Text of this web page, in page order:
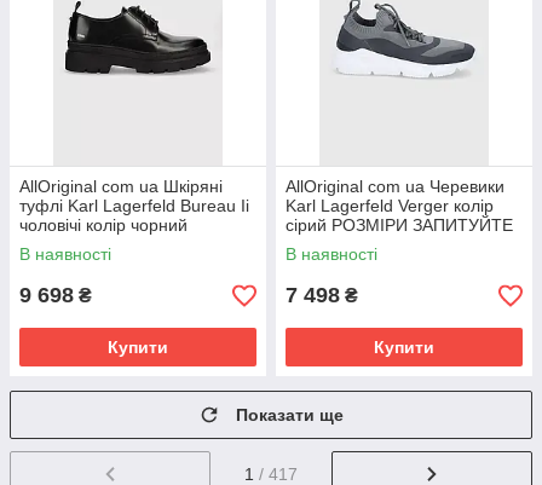
AllOriginal com ua Шкіряні
туфлі Karl Lagerfeld Bureau Ii
чоловічі колір чорний
РОЗМІРИ ЗАПИТУЙТЕ
В наявності
9 698 ₴
Купити
AllOriginal com ua Черевики
Karl Lagerfeld Verger колір
сірий РОЗМІРИ ЗАПИТУЙТЕ
В наявності
7 498 ₴
Купити
Показати ще
1 / 417